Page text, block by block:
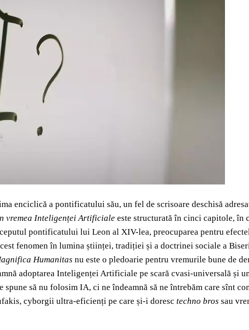
enciclică a pontificatului său, un fel de scrisoare deschisă
vremea Inteligenței Artificiale este structurată în cinci capitole, în
pontificatului lui Leon al XIV-lea, preocuparea pentru
fenomen în lumina științei, tradiției și a doctrinei sociale a
Humanitas nu este o pledoarie pentru vremurile bune de
adoptarea Inteligenței Artificiale pe scară cvasi-universală și
spune să nu folosim IA, ci ne îndeamnă să ne întrebăm care sînt
cyborgii ultra-eficienți pe care și-i doresc techno bros sau